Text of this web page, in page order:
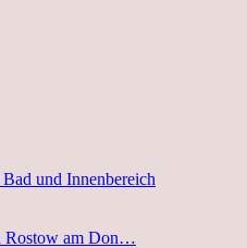
und Innenbereich
Rostow am Don…